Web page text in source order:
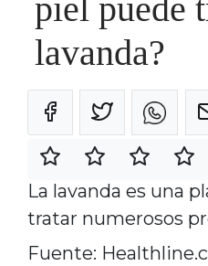
piel puede
lavanda?
La lavanda es una
tratar numerosos
Fuente: